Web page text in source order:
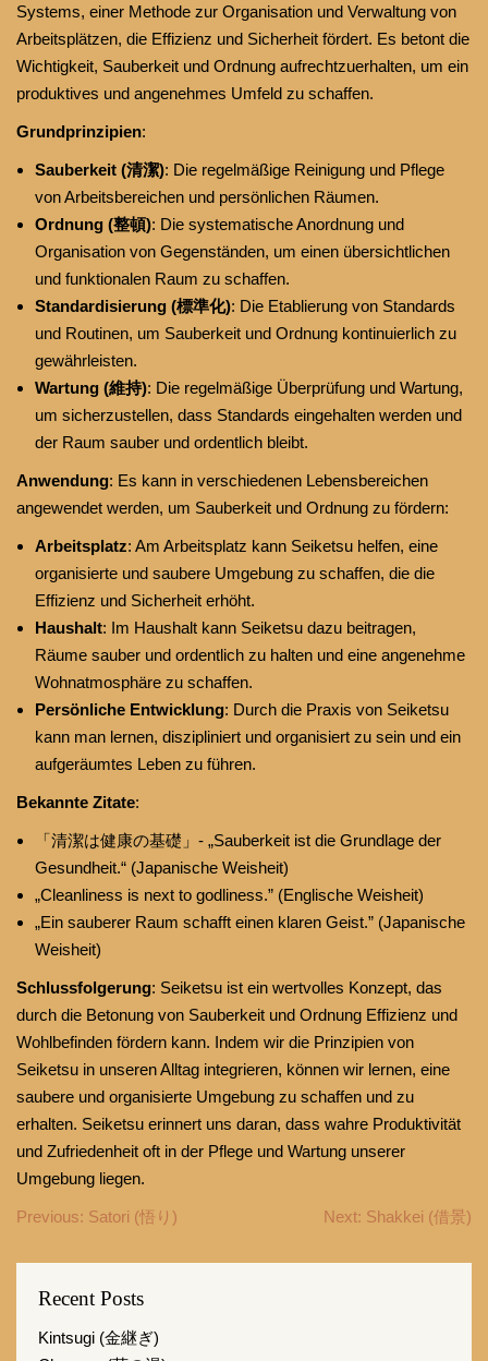
Systems, einer Methode zur Organisation und Verwaltung von
Arbeitsplätzen, die Effizienz und Sicherheit fördert. Es betont die
Wichtigkeit, Sauberkeit und Ordnung aufrechtzuerhalten, um ein
produktives und angenehmes Umfeld zu schaffen.
Grundprinzipien:
Sauberkeit (清潔): Die regelmäßige Reinigung und Pflege
von Arbeitsbereichen und persönlichen Räumen.
Ordnung (整頓): Die systematische Anordnung und
Organisation von Gegenständen, um einen übersichtlichen
und funktionalen Raum zu schaffen.
Standardisierung (標準化): Die Etablierung von Standards
und Routinen, um Sauberkeit und Ordnung kontinuierlich zu
gewährleisten.
Wartung (維持): Die regelmäßige Überprüfung und Wartung,
um sicherzustellen, dass Standards eingehalten werden und
der Raum sauber und ordentlich bleibt.
Anwendung: Es kann in verschiedenen Lebensbereichen
angewendet werden, um Sauberkeit und Ordnung zu fördern:
Arbeitsplatz: Am Arbeitsplatz kann Seiketsu helfen, eine
organisierte und saubere Umgebung zu schaffen, die die
Effizienz und Sicherheit erhöht.
Haushalt: Im Haushalt kann Seiketsu dazu beitragen,
Räume sauber und ordentlich zu halten und eine angenehme
Wohnatmosphäre zu schaffen.
Persönliche Entwicklung: Durch die Praxis von Seiketsu
kann man lernen, diszipliniert und organisiert zu sein und ein
aufgeräumtes Leben zu führen.
Bekannte Zitate:
「清潔は健康の基礎」- „Sauberkeit ist die Grundlage der
Gesundheit.“ (Japanische Weisheit)
„Cleanliness is next to godliness.” (Englische Weisheit)
„Ein sauberer Raum schafft einen klaren Geist.” (Japanische
Weisheit)
Schlussfolgerung: Seiketsu ist ein wertvolles Konzept, das
durch die Betonung von Sauberkeit und Ordnung Effizienz und
Wohlbefinden fördern kann. Indem wir die Prinzipien von
Seiketsu in unseren Alltag integrieren, können wir lernen, eine
saubere und organisierte Umgebung zu schaffen und zu
erhalten. Seiketsu erinnert uns daran, dass wahre Produktivität
und Zufriedenheit oft in der Pflege und Wartung unserer
Umgebung liegen.
Beitragsnavigation
Previous: Satori (悟り) Next: Shakkei (借景)
Recent Posts
Kintsugi (金継ぎ)